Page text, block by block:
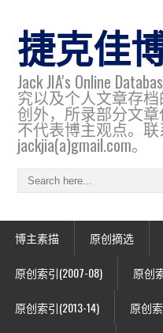
捷克佳
Jack JIA's Online
究以及个人文章存
创外，所录部分文
不代表博主观点。
jackjia(a)gmail.com。
博主素描 原创摘选
原创索引(2007-08) 原创
原创索引(2013-14) 原创